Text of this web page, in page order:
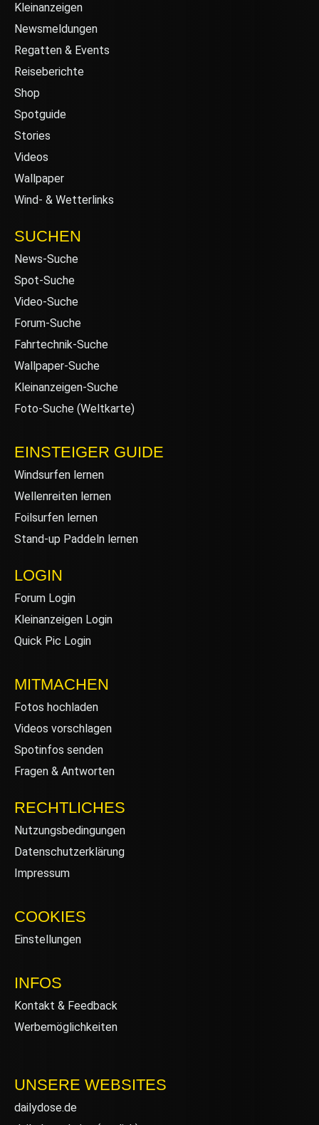
Kleinanzeigen
Newsmeldungen
Regatten & Events
Reiseberichte
Shop
Spotguide
Stories
Videos
Wallpaper
Wind- & Wetterlinks
SUCHEN
News-Suche
Spot-Suche
Video-Suche
Forum-Suche
Fahrtechnik-Suche
Wallpaper-Suche
Kleinanzeigen-Suche
Foto-Suche (Weltkarte)
EINSTEIGER GUIDE
Windsurfen lernen
Wellenreiten lernen
Foilsurfen lernen
Stand-up Paddeln lernen
LOGIN
Forum Login
Kleinanzeigen Login
Quick Pic Login
MITMACHEN
Fotos hochladen
Videos vorschlagen
Spotinfos senden
Fragen & Antworten
RECHTLICHES
Nutzungsbedingungen
Datenschutzerklärung
Impressum
COOKIES
Einstellungen
INFOS
Kontakt & Feedback
Werbemöglichkeiten
UNSERE WEBSITES
dailydose.de